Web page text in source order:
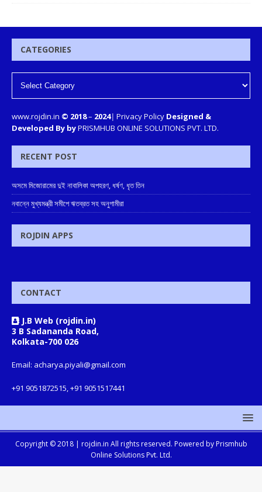
CATEGORIES
www.rojdin.in © 2018– 2024| Privacy Policy Designed &
Developed By byPRISMHUB ONLINE SOLUTIONS PVT. LTD.
RECENT POST
অসমে মিজোরামের দুই নাবালিকা অপহরণ, ধর্ষণ, ধৃত তিন
নবান্নে মুখ্যমন্ত্রী সমীপে ঋতব্রত সহ অনুগামীরা
ROJDIN APPS
CONTACT
J.B Web (rojdin.in)
3 B Sadananda Road,
Kolkata-700 026
Email: acharya.piyali@gmail.com
+91 9051872515, +91 9051517441
Copyright © 2018 | rojdin.in All rights reserved. Powered by Prismhub
Online Solutions Pvt. Ltd.